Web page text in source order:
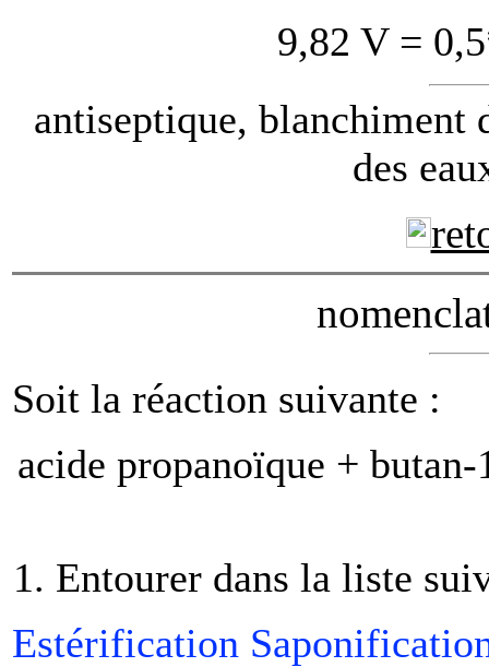
9,82 V =
antiseptique, blanchiment
des
Soit la réaction suivante :
acide propanoïque +
Entourer dans la liste
Estérification